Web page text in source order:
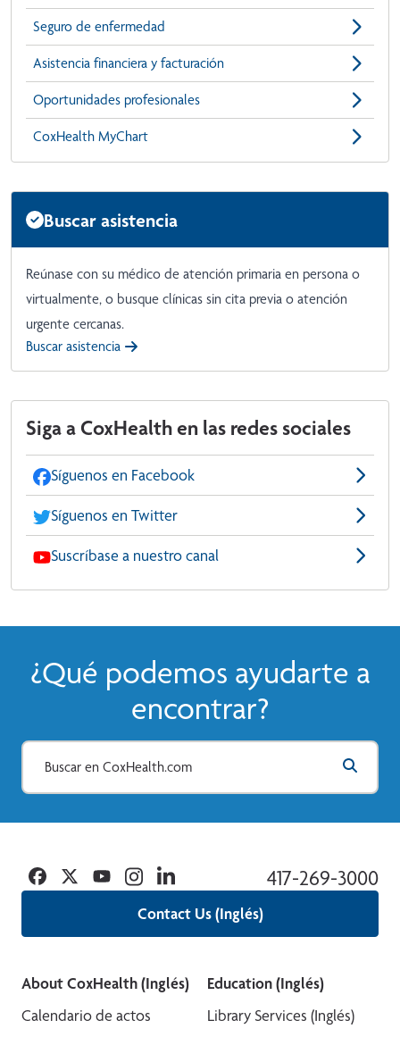
Seguro de enfermedad
Asistencia financiera y facturación
Oportunidades profesionales
CoxHealth MyChart
Buscar asistencia
Reúnase con su médico de atención primaria en persona o
virtualmente, o busque clínicas sin cita previa o atención
urgente cercanas.
Buscar asistencia
Siga a CoxHealth en las redes sociales
Síguenos en Facebook
Síguenos en Twitter
Suscríbase a nuestro canal
¿Qué podemos ayudarte a
encontrar?
Contact Us (Inglés)
417-269-3000
Facebook
TwitterYouTubeInstagramLinkedin
About CoxHealth (Inglés)
Calendario de actos
Education (Inglés)
Library Services (Inglés)